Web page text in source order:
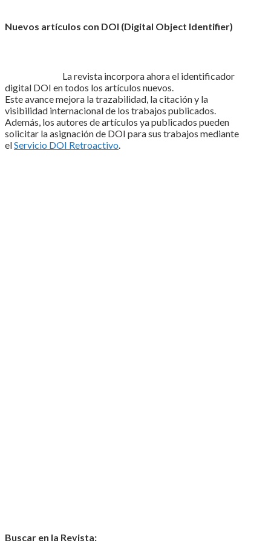
Nuevos artículos con DOI (Digital Object Identifier)
La revista incorpora ahora el identificador
digital DOI en todos los artículos nuevos.
Este avance mejora la trazabilidad, la citación y la
visibilidad internacional de los trabajos publicados.
Además, los autores de artículos ya publicados pueden
solicitar la asignación de DOI para sus trabajos mediante
elServicio DOI Retroactivo
Buscar en la Revista: